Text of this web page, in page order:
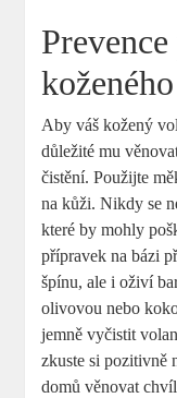
Aby váš kožený
důležité mu
čistění. Použijte
na kůži. Nikdy se
které by mohly
přípravek na bázi
špínu, ale i oživí
olivovou nebo
jemně vyčistit
zkuste si pozitivně
domů věnovat